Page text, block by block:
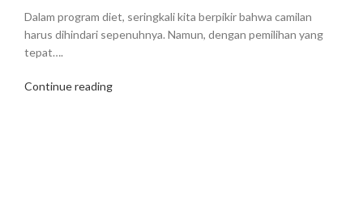
Dalam program diet, seringkali kita berpikir bahwa camilan
harus dihindari sepenuhnya. Namun, dengan pemilihan yang
tepat….
Continue reading